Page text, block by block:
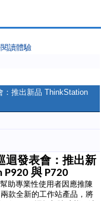
讀體驗
：推出新品 ThinkStation
迴發表會：推出新
P920 與P720
助專業性使用者因應推陳
款全新的工作站產品，將